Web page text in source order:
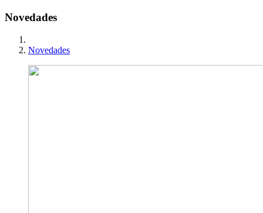
Novedades
Novedades